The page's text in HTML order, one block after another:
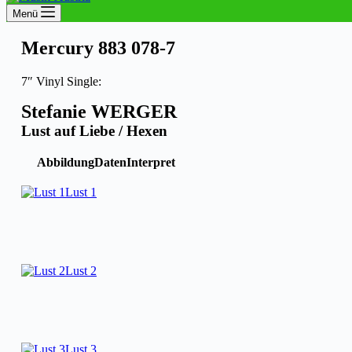
Menü
Mercury 883 078-7
7″ Vinyl Single:
Stefanie WERGER
Lust auf Liebe / Hexen
AbbildungDatenInterpret
Lust 1
Lust 2
Lust 3